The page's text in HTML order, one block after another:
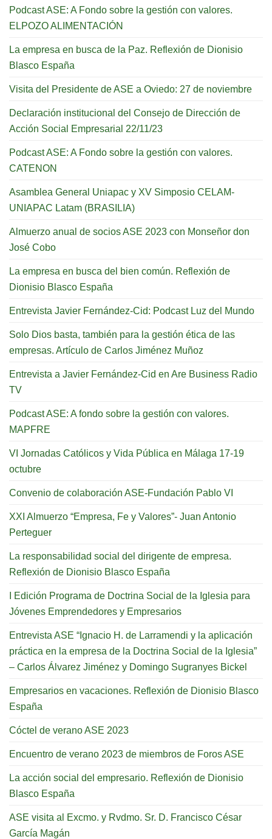
Podcast ASE: A Fondo sobre la gestión con valores.
ELPOZO ALIMENTACIÓN
La empresa en busca de la Paz. Reflexión de Dionisio
Blasco España
Visita del Presidente de ASE a Oviedo: 27 de noviembre
Declaración institucional del Consejo de Dirección de
Acción Social Empresarial 22/11/23
Podcast ASE: A Fondo sobre la gestión con valores.
CATENON
Asamblea General Uniapac y XV Simposio CELAM-
UNIAPAC Latam (BRASILIA)
Almuerzo anual de socios ASE 2023 con Monseñor don
José Cobo
La empresa en busca del bien común. Reflexión de
Dionisio Blasco España
Entrevista Javier Fernández-Cid: Podcast Luz del Mundo
Solo Dios basta, también para la gestión ética de las
empresas. Artículo de Carlos Jiménez Muñoz
Entrevista a Javier Fernández-Cid en Are Business Radio
TV
Podcast ASE: A fondo sobre la gestión con valores.
MAPFRE
VI Jornadas Católicos y Vida Pública en Málaga 17-19
octubre
Convenio de colaboración ASE-Fundación Pablo VI
XXI Almuerzo “Empresa, Fe y Valores”- Juan Antonio
Perteguer
La responsabilidad social del dirigente de empresa.
Reflexión de Dionisio Blasco España
I Edición Programa de Doctrina Social de la Iglesia para
Jóvenes Emprendedores y Empresarios
Entrevista ASE “Ignacio H. de Larramendi y la aplicación
práctica en la empresa de la Doctrina Social de la Iglesia”
– Carlos Álvarez Jiménez y Domingo Sugranyes Bickel
Empresarios en vacaciones. Reflexión de Dionisio Blasco
España
Cóctel de verano ASE 2023
Encuentro de verano 2023 de miembros de Foros ASE
La acción social del empresario. Reflexión de Dionisio
Blasco España
ASE visita al Excmo. y Rvdmo. Sr. D. Francisco César
García Magán